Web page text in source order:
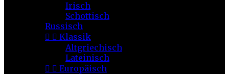
Irisch
Schottisch
Russisch
  Klassik
Altgriechisch
Lateinisch
  Europäisch